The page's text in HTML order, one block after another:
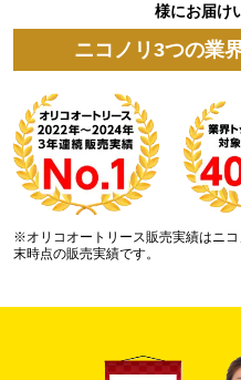
様にお届け
ニコノリ3つの業
※オリコオートリース販売実績はニ
末時点の販売実績です。